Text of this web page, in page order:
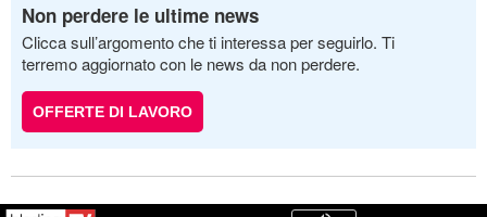
Non perdere le ultime news
Clicca sull’argomento che ti interessa per seguirlo. Ti
terremo aggiornato con le news da non perdere.
OFFERTE DI LAVORO